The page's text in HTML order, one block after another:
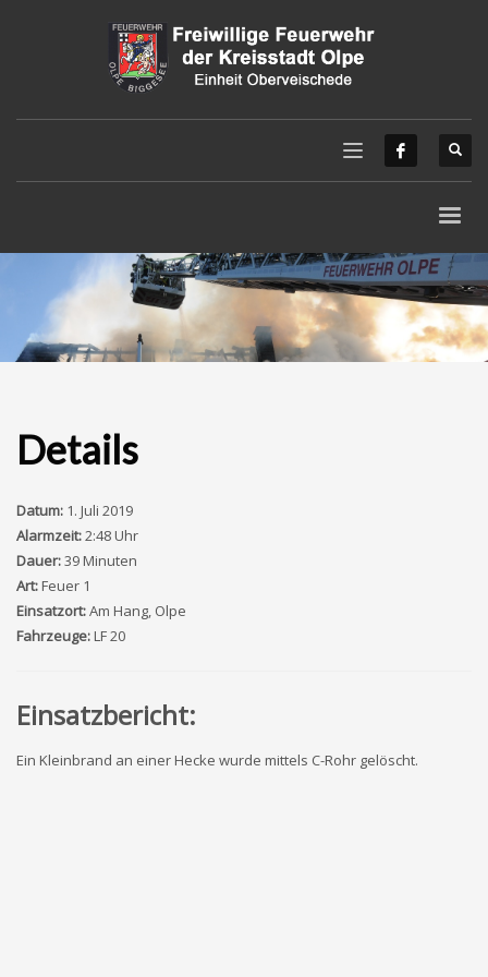
Details
Datum: 1. Juli 2019
Alarmzeit:2:48 Uhr
Dauer:39 Minuten
Art:Feuer 1
Einsatzort:Am Hang, Olpe
Fahrzeuge:LF 20
Einsatzbericht:
Ein Kleinbrand an einer Hecke wurde mittels C-Rohr gelöscht.